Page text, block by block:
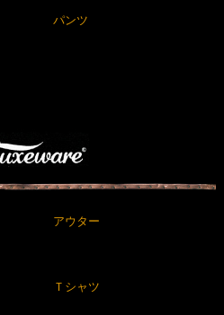
パンツ
アウター
Ｔシャツ